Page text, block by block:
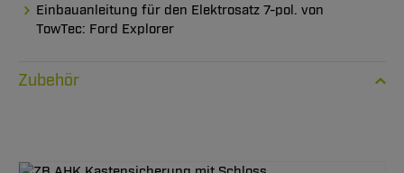
Einbauanleitung für den Elektrosatz 7-pol. von
TowTec: Ford Explorer
Zubehör